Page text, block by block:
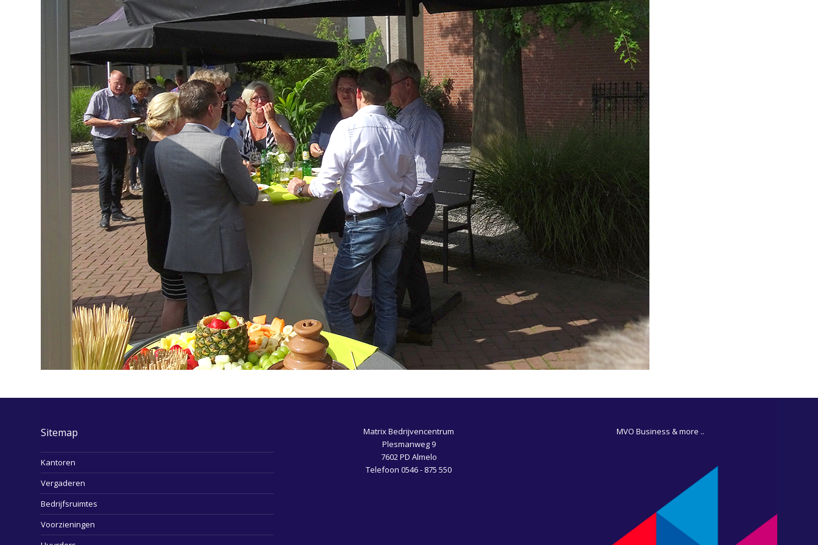
Sitemap
Kantoren
Vergaderen
Bedrijfsruimtes
Voorzieningen
Matrix Bedrijvencentrum
Plesmanweg 9
7602 PD Almelo
Telefoon 0546 - 875 550
MVO Business & more ..